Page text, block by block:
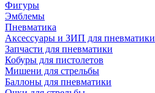
Фигуры
Эмблемы
Пневматика
Аксессуары и ЗИП для пневматики
Запчасти для пневматики
Кобуры для пистолетов
Мишени для стрельбы
Баллоны для пневматики